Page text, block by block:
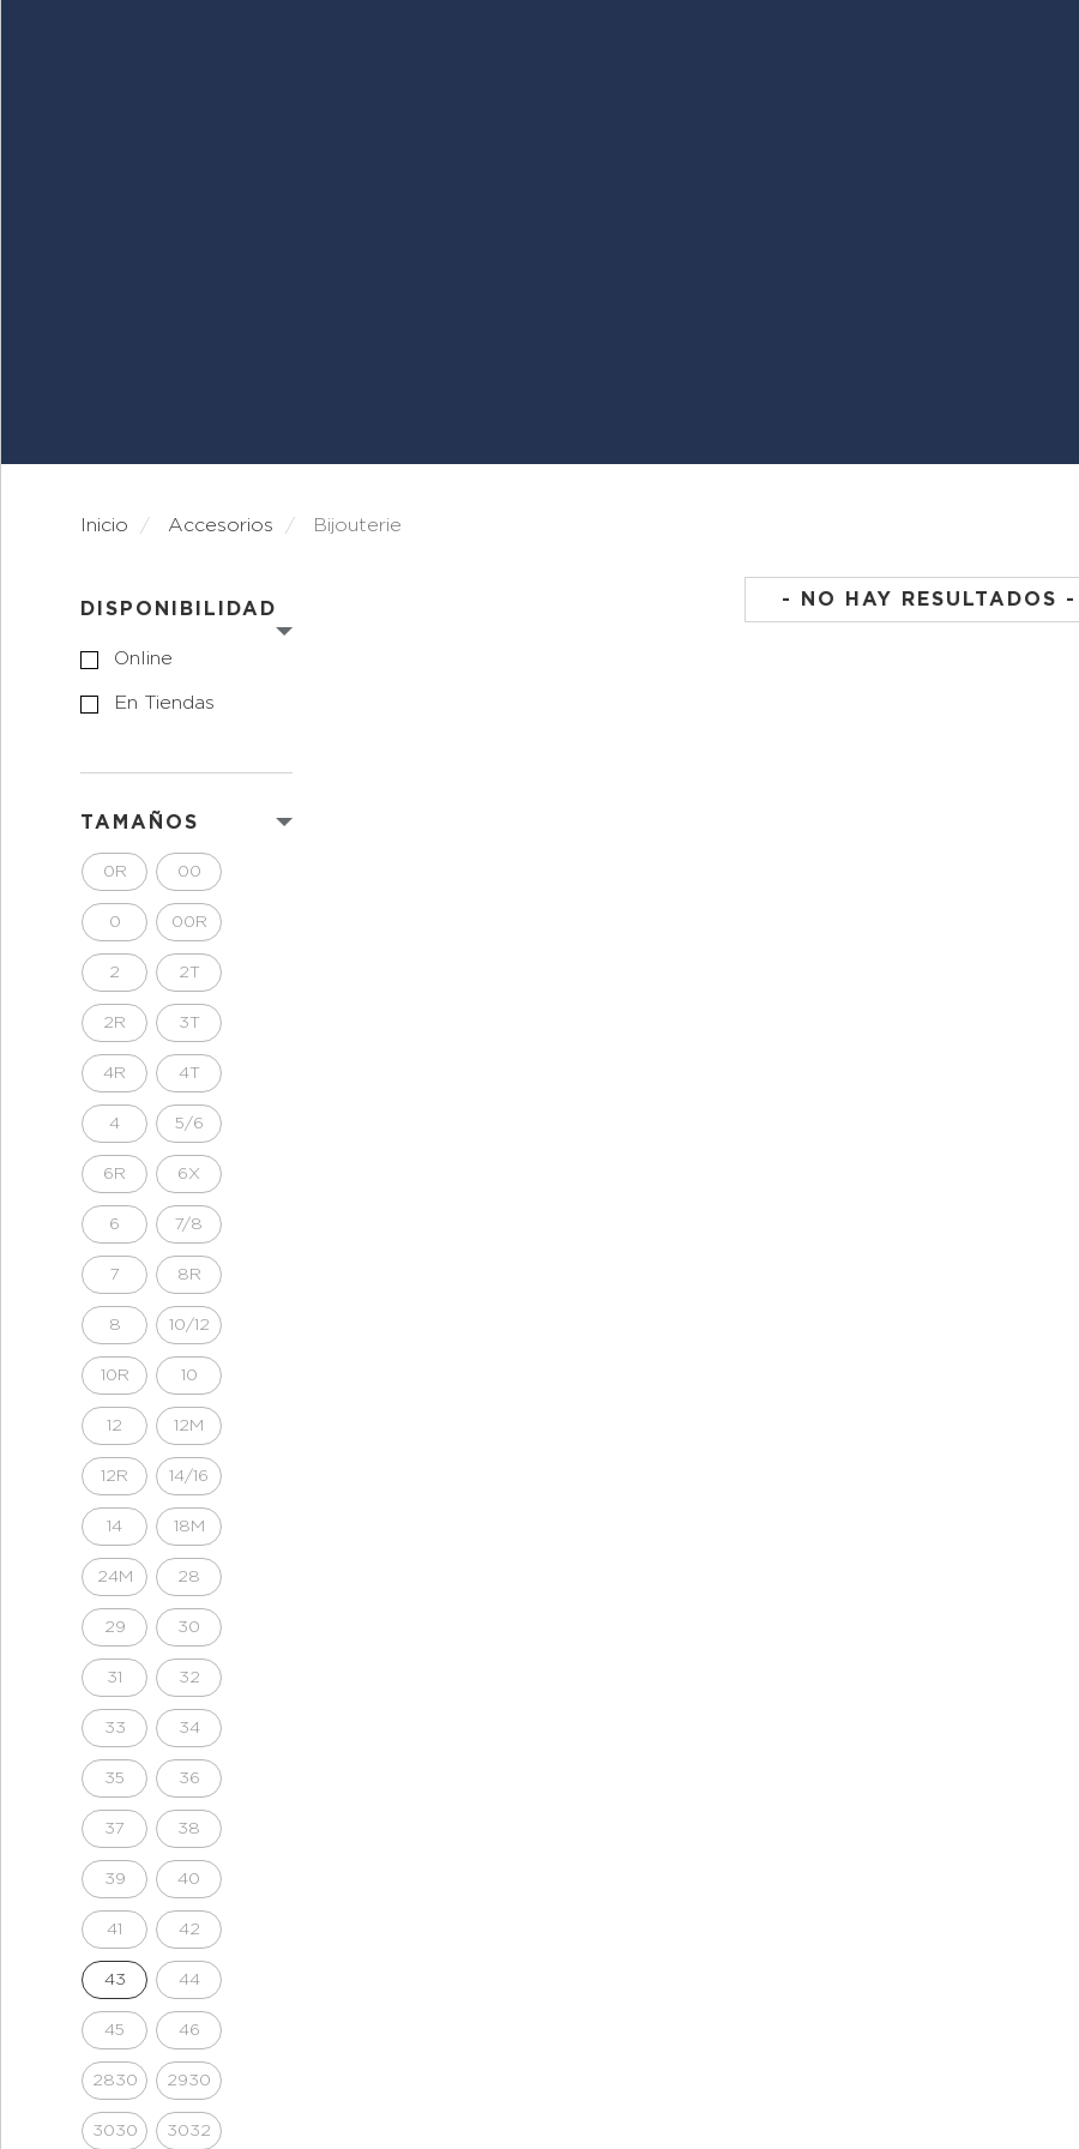
Inicio accesorios bijouterie
DISPONIBILIDAD
Online
En Tiendas
TAMAÑOS
0R 00
0 00R
2 2T
2R 3T
4R 4T
4 5/6
6R 6X
6 7/8
7 8R
8 10/12
10R 10
12 12M
12R 14/16
14 18M
24M 28
29 30
31 32
33 34
35 36
37 38
39 40
41 42
43 44
45 46
2830 2930
3030 3032
- NO HAY RESULTADOS -